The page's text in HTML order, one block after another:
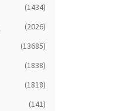
(1434)
(2026)
(13685)
(1838)
(1818)
(141)